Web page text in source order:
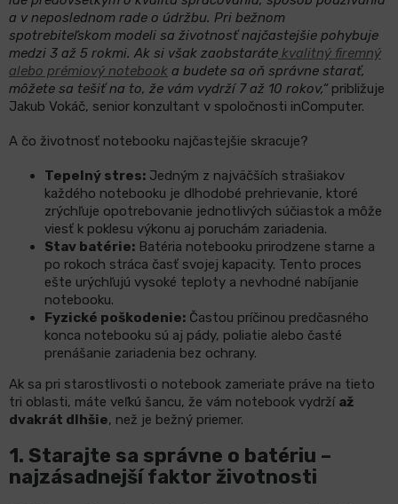
a v neposlednom rade o údržbu. Pri bežnom
spotrebiteľskom modeli sa životnosť najčastejšie pohybuje
medzi 3 až 5 rokmi. Ak si však zaobstaráte kvalitný firemný
alebo prémiový notebook a budete sa oň správne starať,
môžete sa tešiť na to, že vám vydrží 7 až 10 rokov,“približuje
Jakub Vokáč, senior konzultant v spoločnosti inComputer.
A čo životnosť notebooku najčastejšie skracuje?
Tepelný stres: Jedným z najväčších strašiakov
každého notebooku je dlhodobé prehrievanie, ktoré
zrýchľuje opotrebovanie jednotlivých súčiastok a môže
viesť k poklesu výkonu aj poruchám zariadenia.
Stav batérie: Batéria notebooku prirodzene starne a
po rokoch stráca časť svojej kapacity. Tento proces
ešte urýchľujú vysoké teploty a nevhodné nabíjanie
notebooku.
Fyzické poškodenie: Častou príčinou predčasného
konca notebooku sú aj pády, poliatie alebo časté
prenášanie zariadenia bez ochrany.
Ak sa pri starostlivosti o notebook zameriate práve na tieto
tri oblasti, máte veľkú šancu, že vám notebook vydrží až
dvakrát dlhšie, než je bežný priemer.
1. Starajte sa správne o batériu –
najzásadnejší faktor životnosti